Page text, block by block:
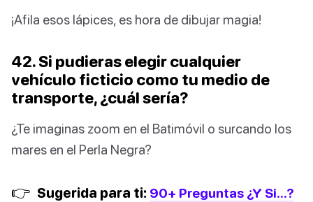
¡Afila esos lápices, es hora de dibujar magia!
42. Si pudieras elegir cualquier
vehículo ficticio como tu medio de
transporte, ¿cuál sería?
¿Te imaginas zoom en el Batimóvil o surcando los
mares en el Perla Negra?
👉 Sugerida para ti: 90+ Preguntas ¿Y Si...?